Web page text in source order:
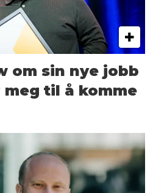
om sin nye jobb
meg til å komme